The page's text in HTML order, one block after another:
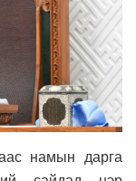
намын дарга